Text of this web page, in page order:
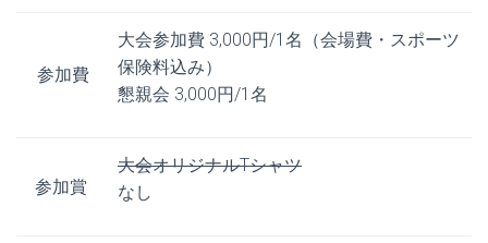
参加費
大会参加費 3,000円/1名（会場費・スポーツ
保険料込み）
懇親会 3,000円/1名
参加賞
大会オリジナルTシャツ
なし